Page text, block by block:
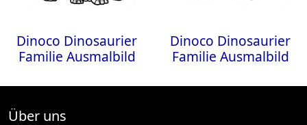
Dinoco Dinosaurier
Familie Ausmalbild
Dinoco Dinosaurier
Familie Ausmalbild
Über uns